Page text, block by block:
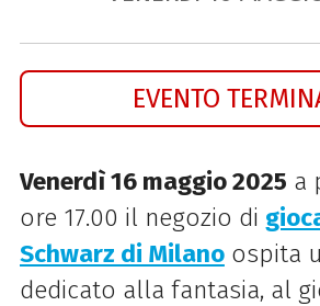
EVENTO
Venerdì 16 maggio 2025 a
ore 17.00 il negozio di
Schwarz di Milanoospita
dedicato alla fantasia, al